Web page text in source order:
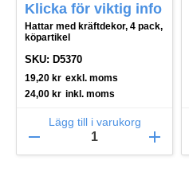
Klicka för viktig info
Hattar med kräftdekor, 4 pack,
köpartikel
SKU: D5370
19,20 kr exkl. moms
24,00 kr inkl. moms
Lägg till i varukorg
remove add